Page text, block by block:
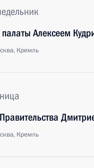
Алексеем
Кремль
Кремль